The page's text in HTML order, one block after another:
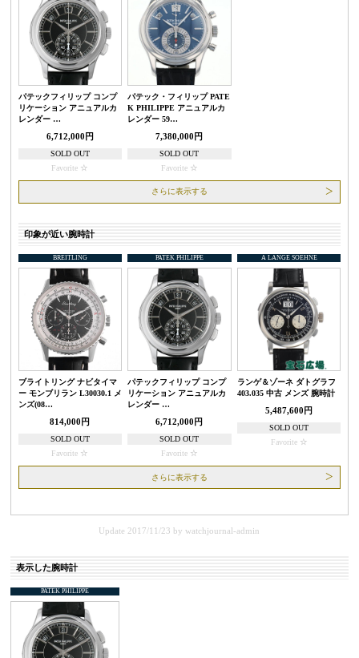
パテックフィリップ コンプ
リケーション アニュアルカ
レンダー …
6,712,000円
SOLD OUT
Favorite
パテック・フィリップ PATE
K PHILIPPE アニュアルカ
レンダー 59…
7,380,000円
SOLD OUT
Favorite
さらに表示する
印象が近い腕時計
BREITLING
ブライトリング ナビタイマ
ー モンブリラン L30030.1 メ
ンズ(08…
814,000円
SOLD OUT
Favorite
PATEK PHILIPPE
パテックフィリップ コンプ
リケーション アニュアルカ
レンダー …
6,712,000円
SOLD OUT
Favorite
A LANGE SOEHNE
ランゲ＆ゾーネ ダトグラフ
403.035 中古 メンズ 腕時計
5,487,600円
SOLD OUT
Favorite
さらに表示する
Update 2017/11/23 bywatchjournal-admin
表示した腕時計
PATEK PHILIPPE